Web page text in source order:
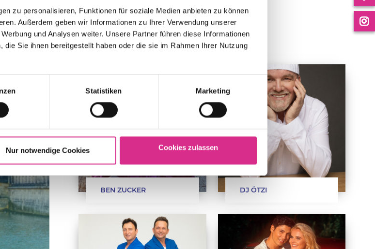
zu personalisieren, Funktionen für soziale Medien anbieten zu können
Außerdem geben wir Informationen zu Ihrer Verwendung unserer
und Analysen weiter. Unsere Partner führen diese Informationen
Sie ihnen bereitgestellt haben oder die sie im Rahmen Ihrer Nutzung
Statistiken Marketing
Nur notwendige Cookies Cookies zulassen
KÜNSTLER
BEN ZUCKER DJ ÖTZI